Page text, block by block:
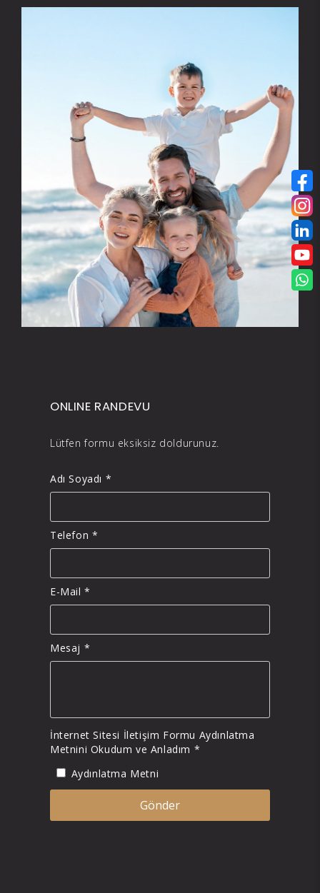
ONLINE RANDEVU
Lütfen formu eksiksiz doldurunuz.
Adı Soyadı *
Telefon *
E-Mail *
Mesaj *
İnternet Sitesi İletişim Formu Aydınlatma
Metnini Okudum ve Anladım *
Aydınlatma Metni
Gönder